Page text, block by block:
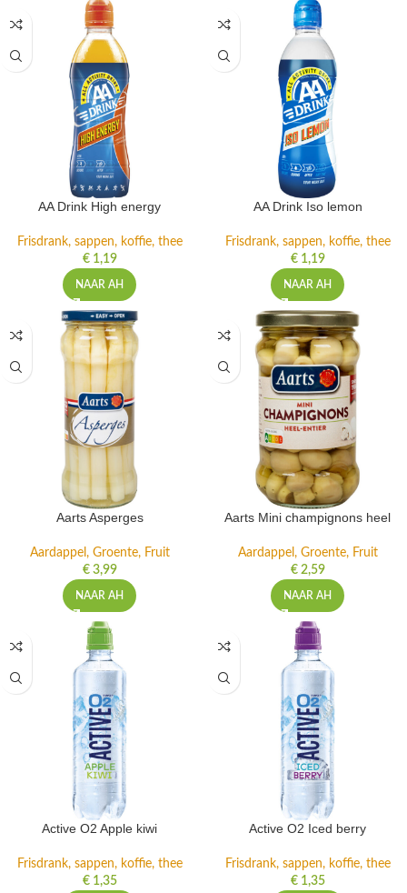
AA Drink High energy
Frisdrank, sappen, koffie, thee
€1,19
NAAR AH
AA Drink Iso lemon
Frisdrank, sappen, koffie, thee
€1,19
NAAR AH
Aarts Asperges
Aardappel, Groente, Fruit
€3,99
NAAR AH
Aarts Mini champignons heel
Aardappel, Groente, Fruit
€2,59
NAAR AH
Active O2 Apple kiwi
Frisdrank, sappen, koffie, thee
€1,35
Active O2 Iced berry
Frisdrank, sappen, koffie, thee
€1,35